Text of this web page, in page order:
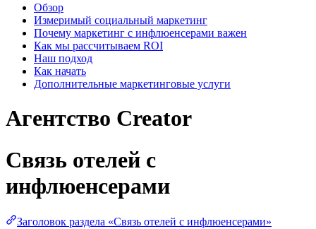
Обзор
Измеримый социальный маркетинг
Почему маркетинг с инфлюенсерами важен
Как мы рассчитываем ROI
Наш подход
Как начать
Дополнительные маркетинговые услуги
Агентство Creator
Связь отелей с
инфлюенсерами
Заголовок раздела «Связь отелей с инфлюенсерами»